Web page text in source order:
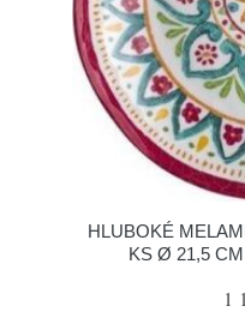
HLUBOKÉ
KS Ø 21,5
1